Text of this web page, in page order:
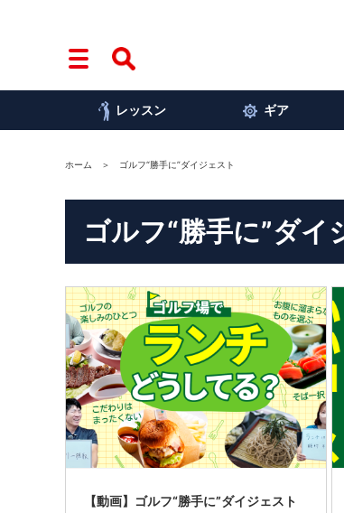
レッスン ギア
ホーム ゴルフ“勝手に”ダイジェスト
ゴルフ“勝手に”ダイ
【動画】ゴルフ“勝手に”ダイジェスト